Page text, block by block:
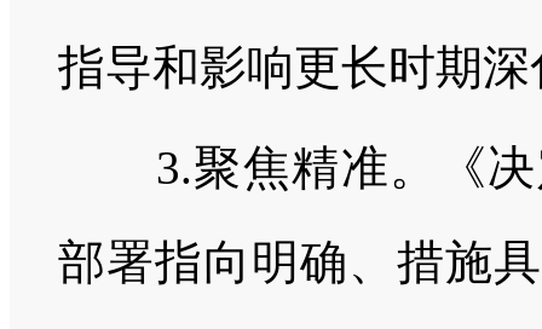
指导和影响更长时期
3.聚焦精准。《决
部署指向明确、措施